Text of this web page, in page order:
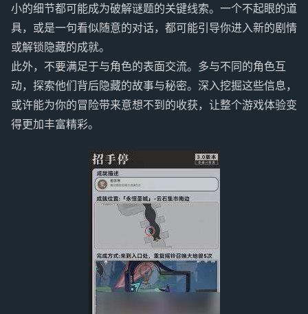
小的细节都可能成为破解谜题的关键线索。一个不起眼的道
具，或是一句看似随意的对话，都可能引导你进入新的剧情
或解锁隐藏的成就。
此外，不要满足于与角色的表面交流。多与不同的角色互
动，探索他们背后隐藏的故事与秘密。深入挖掘这些信息，
或许能为你的冒险带来意想不到的收获，让整个游戏体验变
得更加丰富精彩。